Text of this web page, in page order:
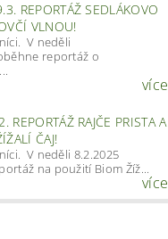
REPORTÁŽ SEDLÁKOVO
VLNOU!
V neděli
reportáž o
více
REPORTÁŽ RAJČE PRISTA A
ČAJ!
V neděli 8.2.2025
na použití Biom Žíž...
více